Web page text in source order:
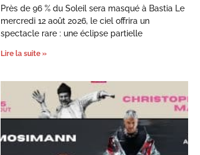
Près de 96 % du Soleil sera masqué à Bastia Le
mercredi 12 août 2026, le ciel offrira un
spectacle rare : une éclipse partielle
Lire la suite »